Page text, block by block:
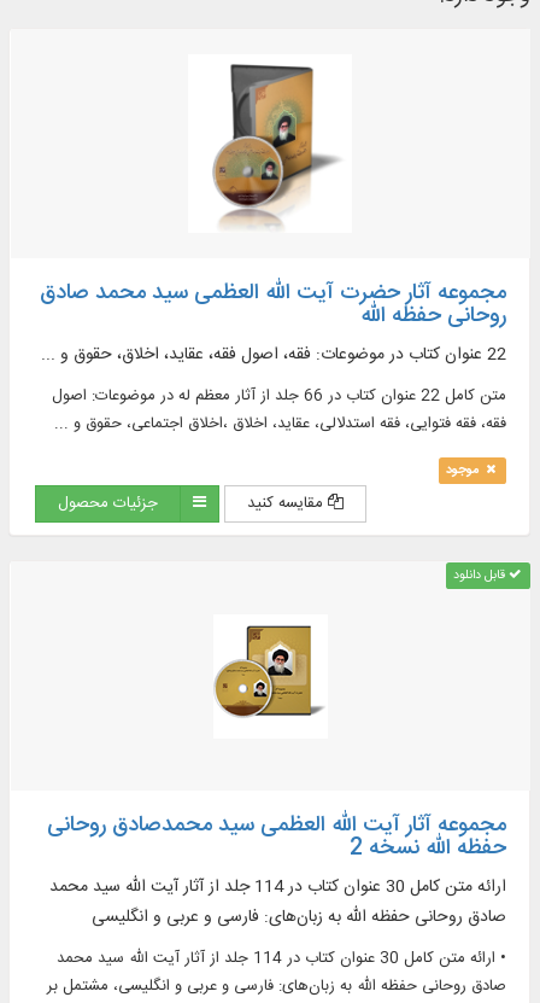
مجموعه آثار حضرت آیت الله العظمی سید محمد صادق
روحانی حفظه الله
22 عنوان کتاب در موضوعات: فقه، اصول فقه، عقاید، اخلاق، حقوق و ...
متن کامل 22 عنوان کتاب در 66 جلد از آثار معظم له در موضوعات: اصول
فقه، فقه فتوایی، فقه استدلالی، عقاید، اخلاق ،اخلاق اجتماعی، حقوق و ...
موجود
مقایسه کنید جزئیات محصول
قابل دانلود
مجموعه آثار آیت الله العظمی سید محمدصادق روحانی
حفظه الله نسخه 2
ارائه متن کامل 30 عنوان کتاب در 114 جلد از آثار آیت الله سید محمد
صادق روحانی حفظه الله به زبان‌های: فارسی و عربی و انگلیسی
• ارائه متن کامل 30 عنوان کتاب در 114 جلد از آثار آیت الله سید محمد
صادق روحانی حفظه الله به زبان‌های: فارسی و عربی و انگلیسی، مشتمل بر